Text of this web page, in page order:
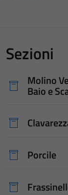
Sezioni
Molino
Baio e
Porcile